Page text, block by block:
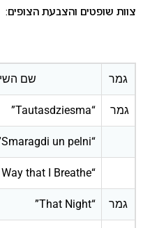
צוות שופטים והצבעת הצופים:
גמר שם
גמר “Tautasdziesma”
“Smaragdi un pelni”
“Listen to the Way that I Breathe”
גמר “That Night”